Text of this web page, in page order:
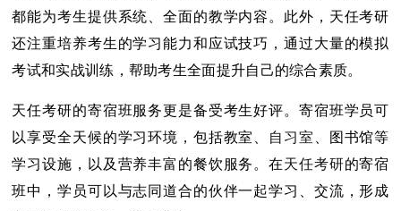
都能为考生提供系统、全面的教学内容。此外，天任考研
还注重培养考生的学习能力和应试技巧，通过大量的模拟
考试和实战训练，帮助考生全面提升自己的综合素质。
天任考研的寄宿班服务更是备受考生好评。寄宿班学员可
以享受全天候的学习环境，包括教室、
自习室
、图书馆等
学习设施，以及营养丰富的餐饮服务。在天任考研的寄宿
班中，学员可以与志同道合的伙伴一起学习、交流，形成